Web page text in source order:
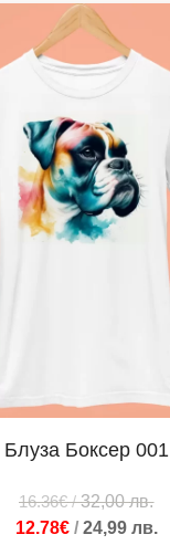
Блуза Боксер 001
16.36€/32,00лв.
12.78€/ 24,99 лв.